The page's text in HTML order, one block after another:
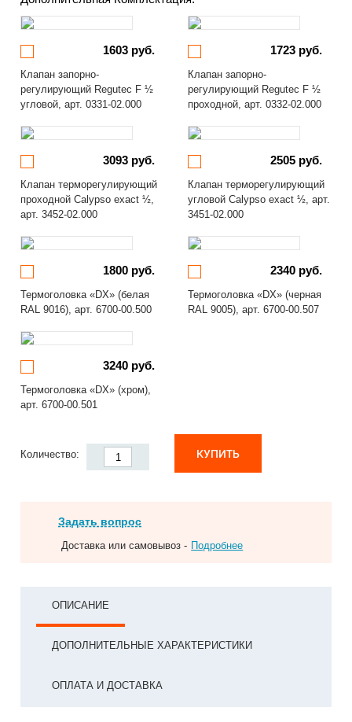
1603 руб.
Клапан запорно-
регулирующий Regutec F ½
угловой, арт. 0331-02.000
1723 руб.
Клапан запорно-
регулирующий Regutec F ½
проходной, арт. 0332-02.000
3093 руб.
Клапан терморегулирующий
проходной Calypso exact ½,
арт. 3452-02.000
2505 руб.
Клапан терморегулирующий
угловой Calypso exact ½, арт.
3451-02.000
1800 руб.
Термоголовка «DX» (белая
RAL 9016), арт. 6700-00.500
2340 руб.
Термоголовка «DX» (черная
RAL 9005), арт. 6700-00.507
3240 руб.
Термоголовка «DX» (хром),
арт. 6700-00.501
Количество: КУПИТЬ
Задать вопрос
Доставка или самовывоз - Подробнее
ОПИСАНИЕ
ДОПОЛНИТЕЛЬНЫЕ ХАРАКТЕРИСТИКИ
ОПЛАТА И ДОСТАВКА